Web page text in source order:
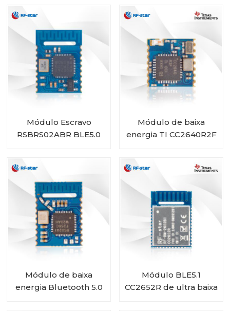
Módulo Escravo
RSBRS02ABR BLE5.0
Módulo de baixa
energia TI CC2640R2F
Módulo de baixa
energia Bluetooth 5.0
Módulo BLE5.1
CC2652R de ultra baixa